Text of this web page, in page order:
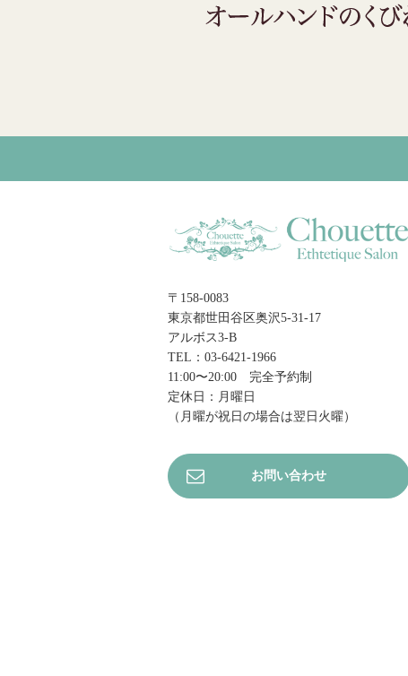
〒158-0083
東京都世田谷区奥沢5-31-17
アルボス3-B
TEL：03-6421-1966
11:00〜20:00 完全予約制
定休日：月曜日
（月曜が祝日の場合は翌日火曜）
お問い合わせ